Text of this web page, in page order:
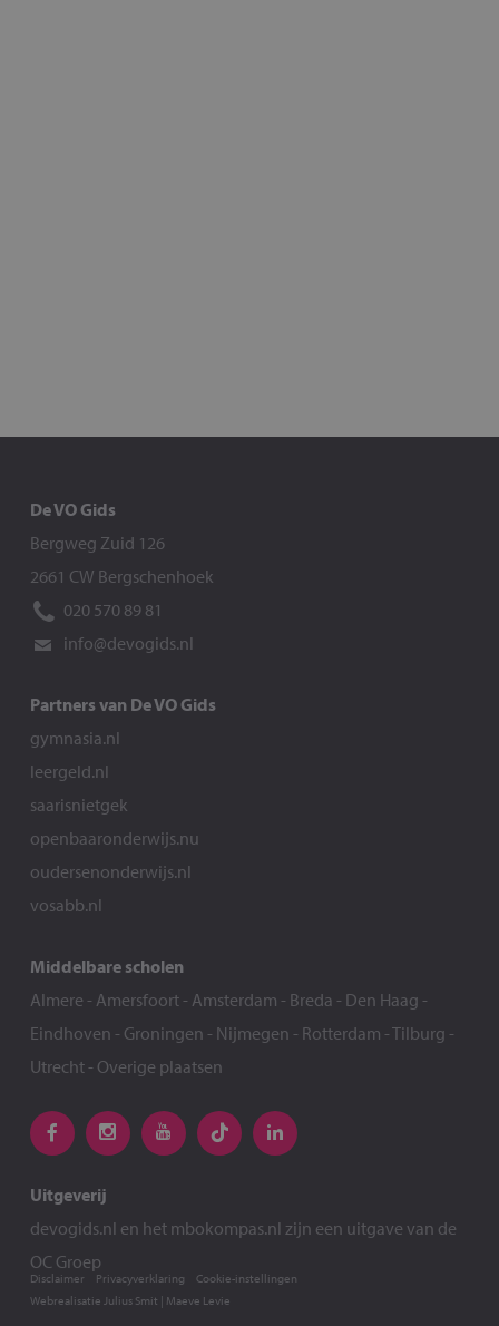
De VO Gids
Bergweg Zuid 126
2661 CW Bergschenhoek
020 570 89 81
info@devogids.nl
Partners van De VO Gids
gymnasia.nl
leergeld.nl
saarisnietgek
openbaaronderwijs.nu
oudersenonderwijs.nl
vosabb.nl
Middelbare scholen
Almere - Amersfoort- Amsterdam - Breda - Den Haag -
Eindhoven - Groningen - Nijmegen - Rotterdam -Tilburg -
Utrecht- Overige plaatsen
Uitgeverij
devogids.nl en het mbokompas.nl zijn een uitgave van de
OC Groep
Webrealisatie Julius Smit | Maeve Levie
Disclaimer Privacyverklaring Cookie-instellingen